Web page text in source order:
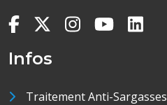
Infos
Traitement Anti-Sargasses